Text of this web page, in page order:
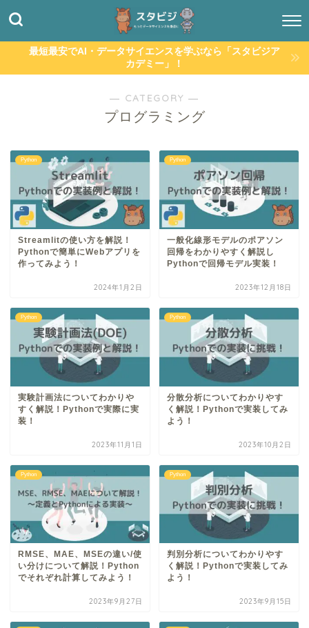
最短最安でAI・データサイエンスを学ぶなら「スタビジア
カデミー」！
― CATEGORY ―
プログラミング
Python
Streamlitの使い方を解説！
Pythonで簡単にWebアプリを
作ってみよう！
2024年1月2日
Python
一般化線形モデルのポアソン
回帰をわかりやすく解説し
Pythonで回帰モデル実装！
2023年12月18日
Python
実験計画法についてわかりや
すく解説！Pythonで実際に実
装！
2023年11月1日
Python
分散分析についてわかりやす
く解説！Pythonで実装してみ
よう！
2023年10月2日
Python
RMSE、MAE、MSEの違い/使
い分けについて解説！Python
でそれぞれ計算してみよう！
2023年9月27日
Python
判別分析についてわかりやす
く解説！Pythonで実装してみ
よう！
2023年9月15日